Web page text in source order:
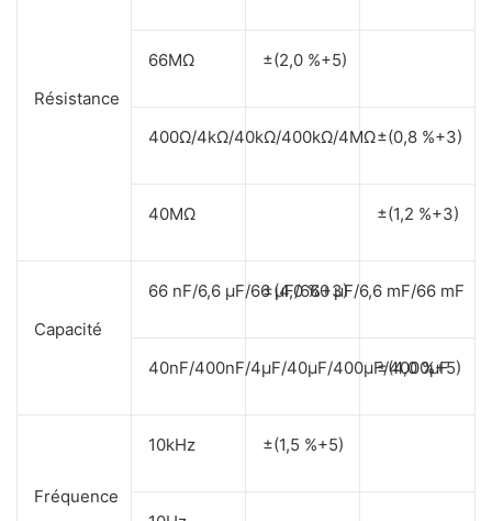
Résistance
66MΩ ±(2,0 %+5)
400Ω/4kΩ/40kΩ/400kΩ/4MΩ±(0,8 %+3)
40MΩ ±(1,2 %+3)
Capacité
66 nF/6,6 μF/66 μF/660 μF/6,6 mF/66 mF
±(4,0 %+3)
40nF/400nF/4μF/40μF/400μF/4000μF
±(4,0 %+5)
Fréquence
10kHz ±(1,5 %+5)